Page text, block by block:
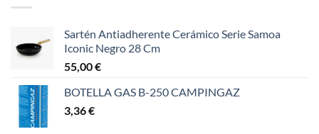
Sartén Antiadherente Cerámico Serie Samoa
Iconic Negro 28 Cm
55,00€
BOTELLA GAS B-250 CAMPINGAZ
3,36€